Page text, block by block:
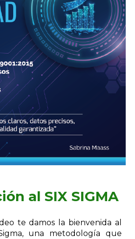
al SIX SIGMA
te damos la bienvenida al
, una metodología que